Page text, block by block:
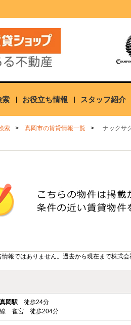
索 お役立ち情報 スタッフ紹介
索 真岡市の賃貸情報一覧 ナックサ
報ではありません。過去から現在まで株式
真岡駅 徒歩24分
線 雀宮 徒歩204分